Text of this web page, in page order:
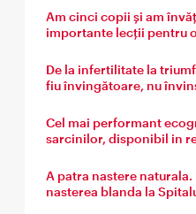
Am cinci copii și am
importante lecții pentru
De la infertilitate la
fiu învingătoare, nu
Cel mai performant
sarcinilor, disponibil in
A patra nastere
nasterea blanda la